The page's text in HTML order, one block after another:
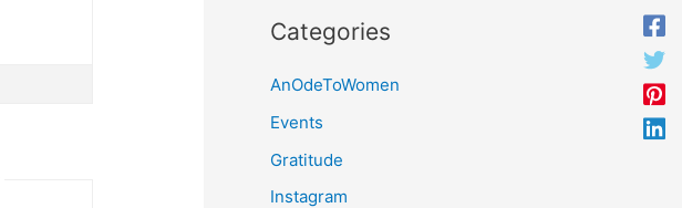
Categories
AnOdeToWomen
Events
Gratitude
Instagram